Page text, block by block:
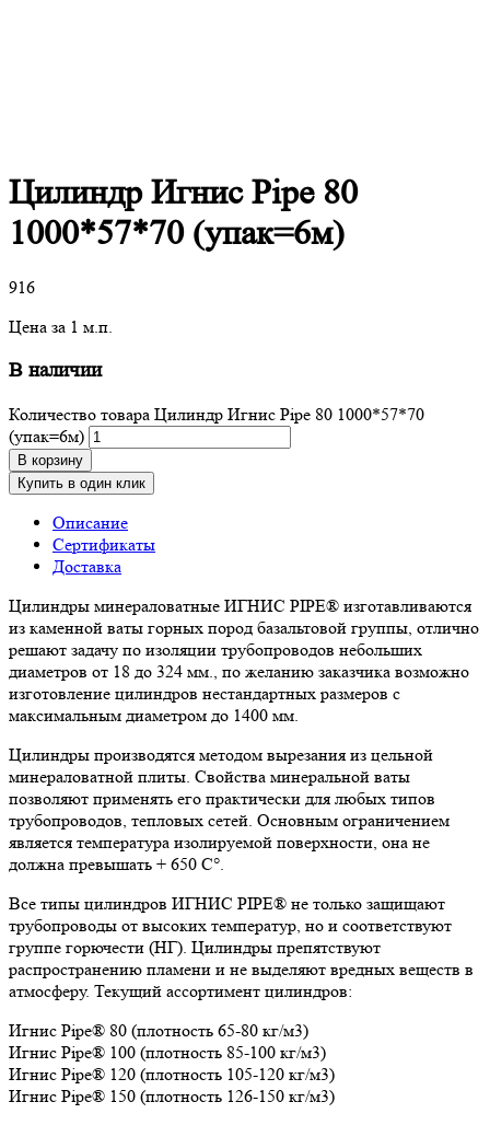
Цилиндр Игнис Pipe 80
1000*57*70 (упак=6м)
916
Цена за 1 м.п.
В наличии
Количество товара Цилиндр Игнис Pipe 80 1000*57*70
(упак=6м)
В корзину
Купить в один клик
Описание
Сертификаты
Доставка
Цилиндры минераловатные ИГНИС PIPE® изготавливаются
из каменной ваты горных пород базальтовой группы, отлично
решают задачу по изоляции трубопроводов небольших
диаметров от 18 до 324 мм., по желанию заказчика возможно
изготовление цилиндров нестандартных размеров с
максимальным диаметром до 1400 мм.
Цилиндры производятся методом вырезания из цельной
минераловатной плиты. Свойства минеральной ваты
позволяют применять его практически для любых типов
трубопроводов, тепловых сетей. Основным ограничением
является температура изолируемой поверхности, она не
должна превышать + 650 C°.
Все типы цилиндров ИГНИС PIPE® не только защищают
трубопроводы от высоких температур, но и соответствуют
группе горючести (НГ). Цилиндры препятствуют
распространению пламени и не выделяют вредных веществ в
атмосферу. Текущий ассортимент цилиндров:
Игнис Pipe® 80 (плотность 65-80 кг/м3)
Игнис Pipe® 100 (плотность 85-100 кг/м3)
Игнис Pipe® 120 (плотность 105-120 кг/м3)
Игнис Pipe® 150 (плотность 126-150 кг/м3)